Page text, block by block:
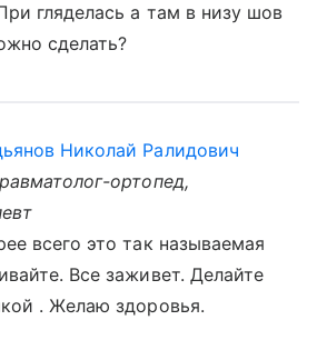
гляделась а там в низу шов
сделать?
Николай Ралидович
ортопед,
всего это так называемая
Все заживет. Делайте
. Желаю здоровья.